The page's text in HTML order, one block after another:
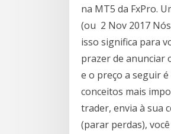
na MT5 da FxPro.
(ou 2 Nov 2017
isso significa para
prazer de anunciar
e o preço a seguir
conceitos mais
trader, envia à sua
(parar perdas),